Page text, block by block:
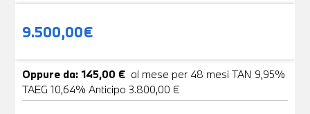
9.500,00€
Oppure da: 145,00 € al mese per 48 mesi TAN 9,95%
TAEG 10,64% Anticipo 3.800,00 €